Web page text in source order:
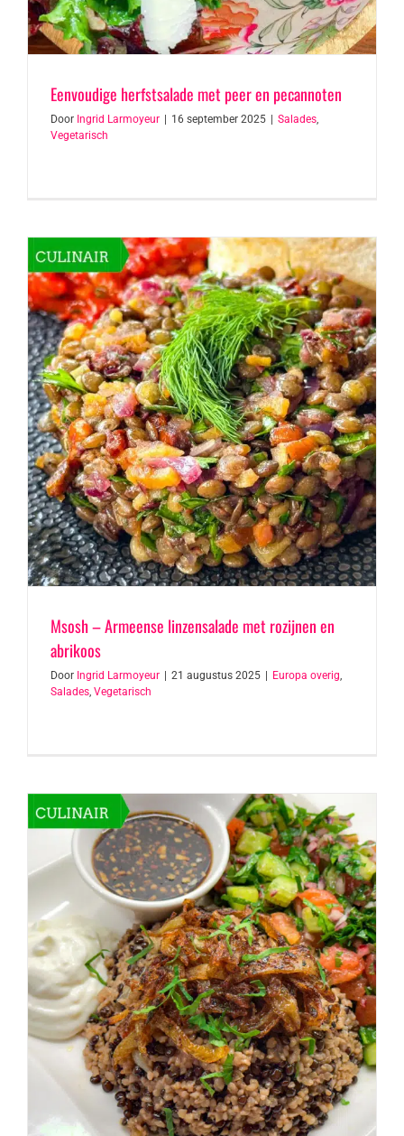
Eenvoudige herfstsalade met peer en pecannoten
Door Ingrid Larmoyeur 16 september 2025 Salades,
Vegetarisch
Msosh – Armeense linzensalade met rozijnen en
abrikoos
Door Ingrid Larmoyeur 21 augustus 2025 Europa overig,
Salades, Vegetarisch